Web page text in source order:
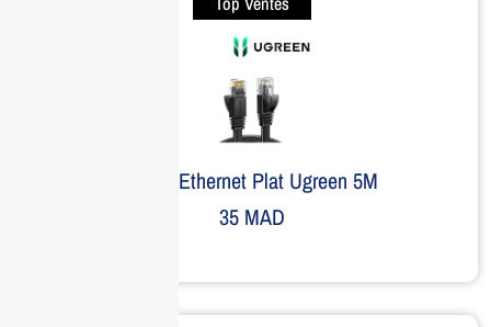
Câble Ethernet Plat Ugreen 5M
35MAD